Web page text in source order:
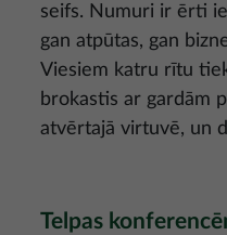
seifs. Numuri ir ērti
gan atpūtas, gan
Viesiem katru rītu
brokastis ar gardām
atvērtajā virtuvē, un
Telpas